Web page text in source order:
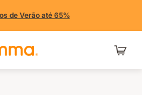
de Verão até 65%